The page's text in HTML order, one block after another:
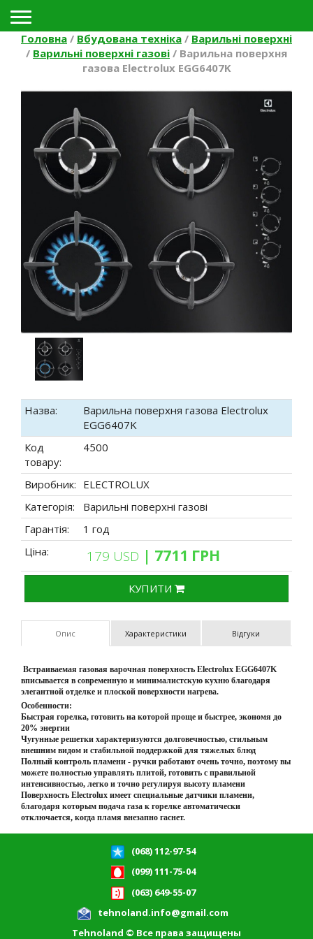
Головна / Вбудована техніка / Варильні поверхні
/ Варильні поверхні газові / Варильна поверхня
газова Electrolux EGG6407K
Назва:
Варильна поверхня газова Electrolux
EGG6407K
Код
товару:
4500
Виробник: ELECTROLUX
Категорія:
Варильні поверхні газові
Гарантія:
1 год
Ціна:
179 USD | 7711 ГРН
КУПИТИ
Опис Характеристики Відгуки
Встраиваемая газовая варочная поверхность Electrolux EGG6407K
вписывается в современную и минималистскую кухню благодаря
элегантной отделке и плоской поверхности нагрева.
Особенности:
Быстрая горелка, готовить на которой проще и быстрее, экономя до
20% энергии
Чугунные решетки характеризуются долговечностью, стильным
внешним видом и стабильной поддержкой для тяжелых блюд
Полный контроль пламени - ручки работают очень точно, поэтому вы
можете полностью управлять плитой, готовить с правильной
интенсивностью, легко и точно регулируя высоту пламени
Поверхность Electrolux имеет специальные датчики пламени,
благодаря которым подача газа к горелке автоматически
отключается, когда пламя внезапно гаснет.
(068) 112-97-54
(099) 111-75-04
(063) 649-55-07
tehnoland.info@gmail.com
Tehnoland © Все права защищены